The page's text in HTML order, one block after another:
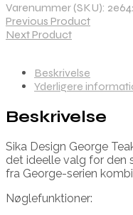
Varenummer (SKU):
Previous Product
Next Product
Beskrivelse
Yderligere
Beskrivelse
Sika Design George
det ideelle valg for den
fra George-serien
Nøglefunktioner: